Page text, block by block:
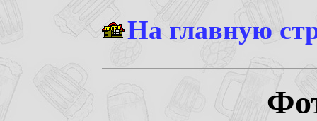
На главную